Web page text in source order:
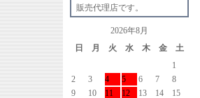
販売代理店です。
2026年8月
日
月 火 水 木 金
土
1
2
3 4 5 6 7
8
9
10 11 12 13 14
15